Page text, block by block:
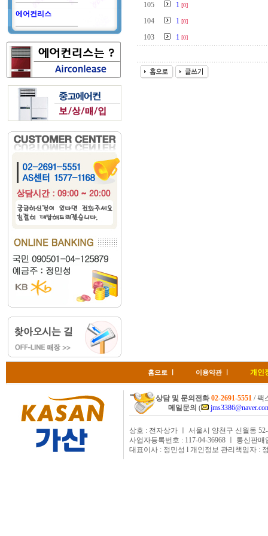
에어컨리스
105 1 [0]
104 1 [0]
103 1 [0]
홈으로 이용약관 개인
상담 및 문의전화02-2691-5551/ 팩
메일문의 (
상호 : 전자상가 ㅣ 서울시 양천구 신월동
사업자등록번호 : 117-04-36968 ㅣ 통신판매
대표이사 : 정민성 l 개인정보 관리책임자 :